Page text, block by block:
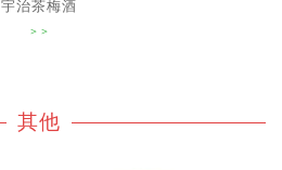
宇治茶梅酒
其他